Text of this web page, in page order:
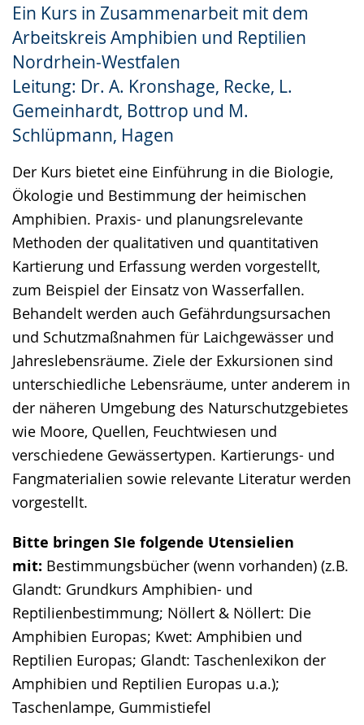
Ein Kurs in Zusammenarbeit mit dem
Arbeitskreis Amphibien und Reptilien
Nordrhein-Westfalen
Leitung: Dr. A. Kronshage, Recke, L.
Gemeinhardt, Bottrop und M.
Schlüpmann, Hagen
Der Kurs bietet eine Einführung in die Biologie,
Ökologie und Bestimmung der heimischen
Amphibien. Praxis- und planungsrelevante
Methoden der qualitativen und quantitativen
Kartierung und Erfassung werden vorgestellt,
zum Beispiel der Einsatz von Wasserfallen.
Behandelt werden auch Gefährdungsursachen
und Schutzmaßnahmen für Laichgewässer und
Jahreslebensräume. Ziele der Exkursionen sind
unterschiedliche Lebensräume, unter anderem in
der näheren Umgebung des Naturschutzgebietes
wie Moore, Quellen, Feuchtwiesen und
verschiedene Gewässertypen. Kartierungs- und
Fangmaterialien sowie relevante Literatur werden
vorgestellt.
Bitte bringen SIe folgende Utensielien
mit: Bestimmungsbücher (wenn vorhanden) (z.B.
Glandt: Grundkurs Amphibien- und
Reptilienbestimmung; Nöllert & Nöllert: Die
Amphibien Europas; Kwet: Amphibien und
Reptilien Europas; Glandt: Taschenlexikon der
Amphibien und Reptilien Europas u.a.);
Taschenlampe, Gummistiefel
Gebärdensprache
wird
angezeigt.